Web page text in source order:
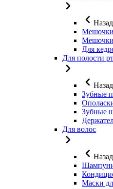
Назад
Мешочки
Для
Для полости
Назад
Зубные
Зубные
Для волос
Назад
Маски